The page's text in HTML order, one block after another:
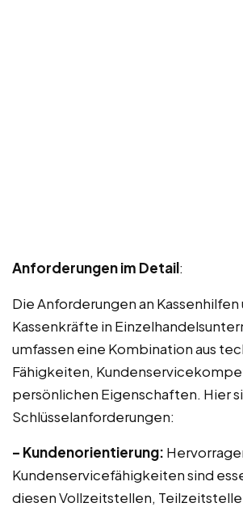
Anforderungen im Detail:
Die Anforderungen an Kassenhilfen
Kassenkräfte in
umfassen eine Kombination aus
Fähigkeiten,
persönlichen Eigenschaften. Hier
Schlüsselanforderungen:
– Kundenorientierung:
Kundenservicefähigkeiten sind
diesen Vollzeitstellen,